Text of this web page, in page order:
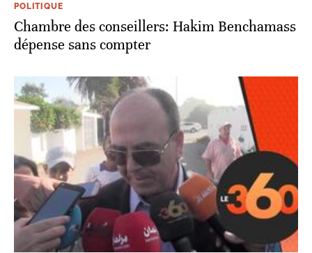
POLITIQUE
Chambre des conseillers: Hakim Benchamass
dépense sans compter